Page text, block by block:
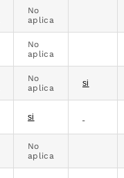
No
aplica
No
aplica
No
aplica
si
si
No
aplica